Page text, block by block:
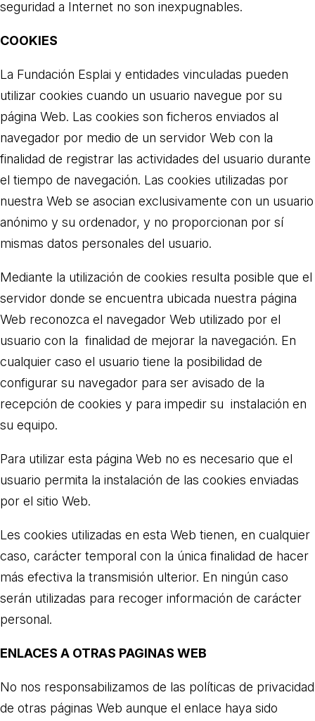
seguridad a Internet no son inexpugnables.
COOKIES
La Fundación Esplai y entidades vinculadas pueden
utilizar cookies cuando un usuario navegue por su
página Web. Las cookies son ficheros enviados al
navegador por medio de un servidor Web con la
finalidad de registrar las actividades del usuario durante
el tiempo de navegación. Las cookies utilizadas por
nuestra Web se asocian exclusivamente con un usuario
anónimo y su ordenador, y no proporcionan por sí
mismas datos personales del usuario.
Mediante la utilización de cookies resulta posible que el
servidor donde se encuentra ubicada nuestra página
Web reconozca el navegador Web utilizado por el
usuario con la finalidad de mejorar la navegación. En
cualquier caso el usuario tiene la posibilidad de
configurar su navegador para ser avisado de la
recepción de cookies y para impedir su instalación en
su equipo.
Para utilizar esta página Web no es necesario que el
usuario permita la instalación de las cookies enviadas
por el sitio Web.
Les cookies utilizadas en esta Web tienen, en cualquier
caso, carácter temporal con la única finalidad de hacer
más efectiva la transmisión ulterior. En ningún caso
serán utilizadas para recoger información de carácter
personal.
ENLACES A OTRAS PAGINAS WEB
No nos responsabilizamos de las políticas de privacidad
de otras páginas Web aunque el enlace haya sido